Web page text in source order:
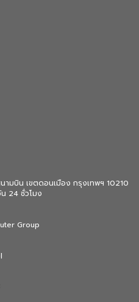
ามบิน เขตดอนเมือง กรุงเทพฯ 10210
24 ชั่วโมง
Group